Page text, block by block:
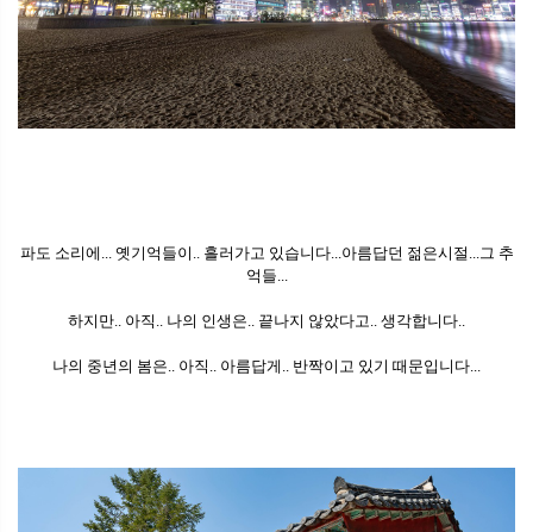
파도 소리에... 옛기억들이.. 흘러가고 있습니다...아름답던 젊은시절...그 추
억들...
하지만.. 아직.. 나의 인생은.. 끝나지 않았다고.. 생각합니다..
나의 중년의 봄은.. 아직.. 아름답게.. 반짝이고 있기 때문입니다...